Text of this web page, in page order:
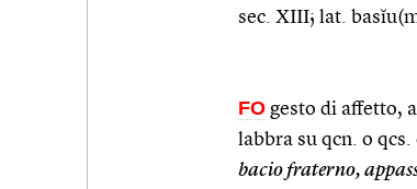
sec. XIII; lat.
FO gesto di affetto,
labbra su qcn. o
bacio fraterno,